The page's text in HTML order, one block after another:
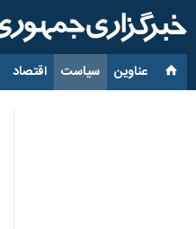
عناوین‌ سیاست اقتصاد